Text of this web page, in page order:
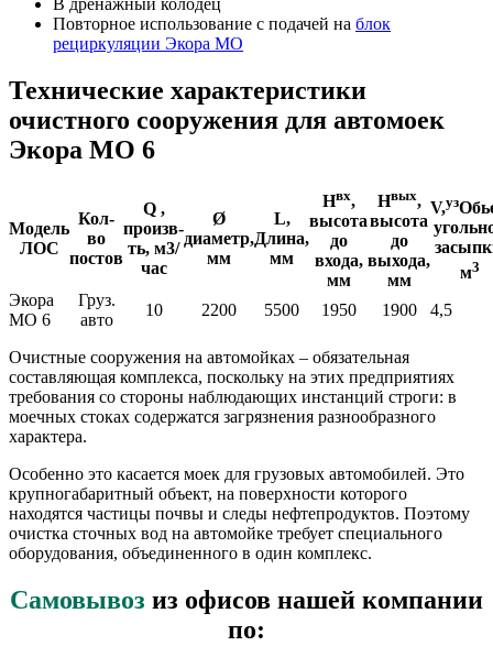
В дренажный колодец
Повторное использование с подачей на блок
рециркуляции Экора МО
Технические характеристики
очистного сооружения для автомоек
Экора МО 6
Модель
ЛОС
Кол-
во
постов
Q ,
произв-
ть, м3/
час
Ø
диаметр,
мм
L,
Длина,
мм
Нвх,
высота
до
входа,
мм
Нвых,
высота
до
выхода,
мм
V,уз
м3
Экора
МО 6
Груз.
авто
10 2200 5500 1950 1900 4,5
Очистные сооружения на автомойках – обязательная
составляющая комплекса, поскольку на этих предприятиях
требования со стороны наблюдающих инстанций строги: в
моечных стоках содержатся загрязнения разнообразного
характера.
Особенно это касается моек для грузовых автомобилей. Это
крупногабаритный объект, на поверхности которого
находятся частицы почвы и следы нефтепродуктов. Поэтому
очистка сточных вод на автомойке требует специального
оборудования, объединенного в один комплекс.
Самовывоз из офисов нашей компании
по: